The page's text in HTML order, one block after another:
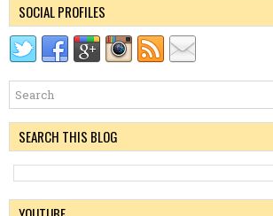
SOCIAL PROFILES
SEARCH THIS BLOG